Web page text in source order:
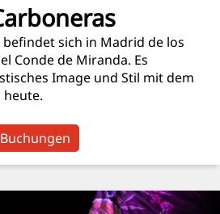
befindet sich in Madrid de los
Conde de Miranda. Es
Image und Stil mit dem
heute.